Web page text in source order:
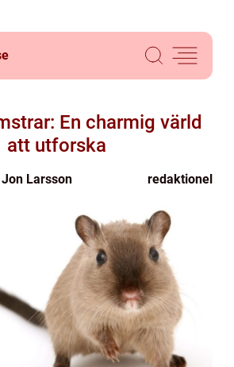
En charmig värld
att utforska
Jon Larsson redaktionel